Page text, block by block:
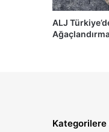
ALJ
Kategorilere